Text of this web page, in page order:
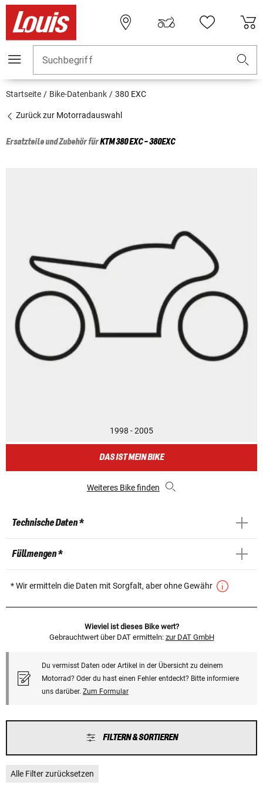
Suchbegriff
Startseite Bike-Datenbank 380 EXC
Zurück zur Motorradauswahl
Ersatzteile und Zubehör fürKTM380 EXC - 380EXC
1998 - 2005
DAS IST MEIN BIKE
Weiteres Bike finden
Technische Daten *
Füllmengen *
* Wir ermitteln die Daten mit Sorgfalt, aber ohne Gewähr
Wieviel ist dieses Bike wert?
Gebrauchtwert über DAT ermitteln: zur DAT GmbH
Du vermisst Daten oder Artikel in der Übersicht zu deinem
Motorrad? Oder du hast einen Fehler entdeckt? Bitte informiere
uns darüber. Zum Formular
FILTERN & SORTIEREN
Alle Filter zurücksetzen